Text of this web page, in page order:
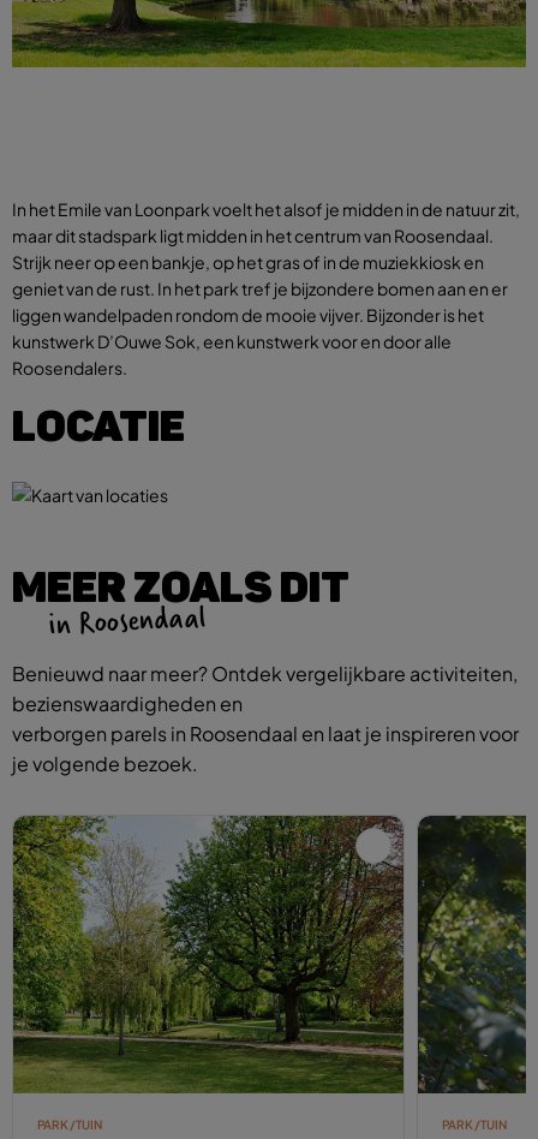
In het Emile van Loonpark voelt het alsof je midden in de natuur zit,
maar dit stadspark ligt midden in het centrum van Roosendaal.
Strijk neer op een bankje, op het gras of in de muziekkiosk en
geniet van de rust. In het park tref je bijzondere bomen aan en er
liggen wandelpaden rondom de mooie vijver. Bijzonder is het
kunstwerk D’Ouwe Sok, een kunstwerk voor en door alle
Roosendalers.
LOCATIE
MEER ZOALS DIT
in Roosendaal
Benieuwd naar meer? Ontdek vergelijkbare activiteiten,
bezienswaardigheden en
verborgen parels in Roosendaal en laat je inspireren voor
je volgende bezoek.
PARK/TUIN PARK/TUIN